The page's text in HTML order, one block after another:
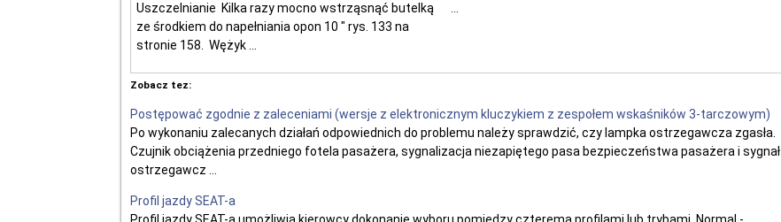
Uszczelnianie Kilka razy mocno wstrząsnąć butelką
ze środkiem do napełniania opon 10 " rys. 133 na
stronie 158. Wężyk ...
Zobacz tez:
Postępować zgodnie z zaleceniami (wersje z elektronicznym kluczykiem z zespołem wskaśników 3-tarczowym)
Po wykonaniu zalecanych działań odpowiednich do problemu należy sprawdzić, czy lampka ostrzegawcza zgasła.
Czujnik obciążenia przedniego fotela pasażera, sygnalizacja niezapiętego pasa bezpieczeństwa pasażera i sygnał
ostrzegawcz ...
Profil jazdy SEAT-a